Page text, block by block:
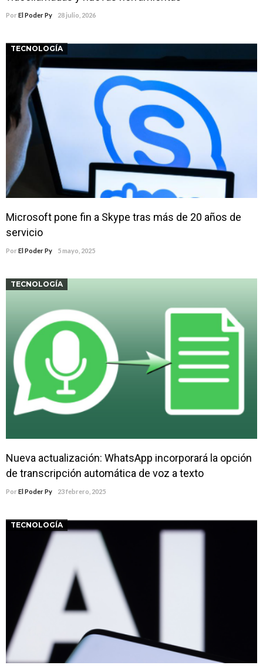
Por El Poder Py 28 julio, 2026
TECNOLOGÍA
Microsoft pone fin a Skype tras más de 20 años de
servicio
Por El Poder Py 5 mayo, 2025
TECNOLOGÍA
Nueva actualización: WhatsApp incorporará la opción
de transcripción automática de voz a texto
Por El Poder Py 23 febrero, 2025
TECNOLOGÍA